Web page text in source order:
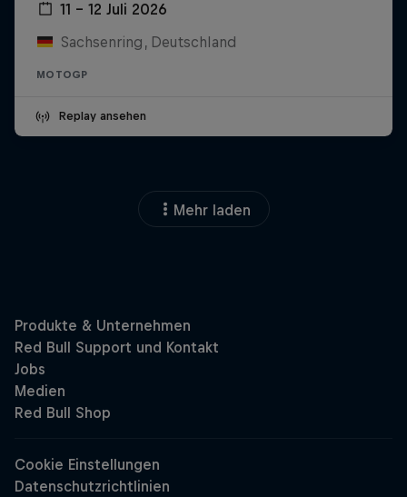
11 – 12 Juli 2026
Sachsenring, Deutschland
MOTOGP
Replay ansehen
Mehr laden